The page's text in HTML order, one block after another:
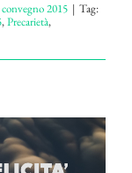
2015 | Tag:
,Precarietà,